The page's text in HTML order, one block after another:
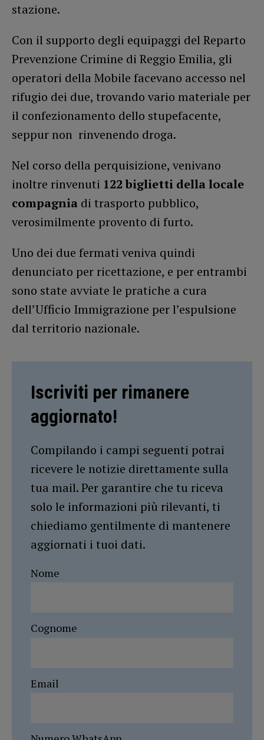
stazione.
Con il supporto degli equipaggi del Reparto
Prevenzione Crimine di Reggio Emilia, gli
operatori della Mobile facevano accesso nel
rifugio dei due, trovando vario materiale per
il confezionamento dello stupefacente,
seppur non rinvenendo droga.
Nel corso della perquisizione, venivano
inoltre rinvenuti 122 biglietti della locale
compagnia di trasporto pubblico,
verosimilmente provento di furto.
Uno dei due fermati veniva quindi
denunciato per ricettazione, e per entrambi
sono state avviate le pratiche a cura
dell’Ufficio Immigrazione per l’espulsione
dal territorio nazionale.
Iscriviti per rimanere
aggiornato!
Compilando i campi seguenti potrai
ricevere le notizie direttamente sulla
tua mail. Per garantire che tu riceva
solo le informazioni più rilevanti, ti
chiediamo gentilmente di mantenere
aggiornati i tuoi dati.
Nome
Cognome
Email